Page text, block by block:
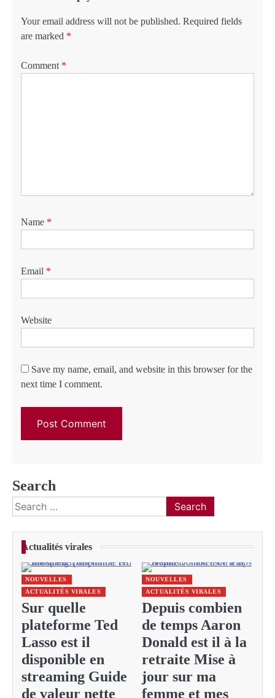
Your email address will not be published. Required fields
are marked *
Comment *
Name *
Email *
Website
Save my name, email, and website in this browser for the
next time I comment.
Search
Search
for:
Actualités virales
NOUVELLES
ACTUALITÉS VIRALES
Sur quelle
plateforme Ted
Lasso est il
disponible en
streaming Guide
de valeur nette
NOUVELLES
ACTUALITÉS VIRALES
Depuis combien
de temps Aaron
Donald est il à la
retraite Mise à
jour sur ma
femme et mes